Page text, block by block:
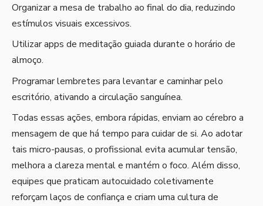
Organizar a mesa de trabalho ao final do dia, reduzindo
estímulos visuais excessivos.
Utilizar apps de meditação guiada durante o horário de
almoço.
Programar lembretes para levantar e caminhar pelo
escritório, ativando a circulação sanguínea.
Todas essas ações, embora rápidas, enviam ao cérebro a
mensagem de que há tempo para cuidar de si. Ao adotar
tais micro-pausas, o profissional evita acumular tensão,
melhora a clareza mental e mantém o foco. Além disso,
equipes que praticam autocuidado coletivamente
reforçam laços de confiança e criam uma cultura de